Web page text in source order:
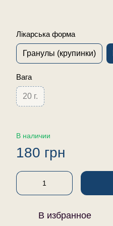
Лікарська форма
Гранулы (крупинки)
Вага
20 г.
В наличии
180 грн
В избранное